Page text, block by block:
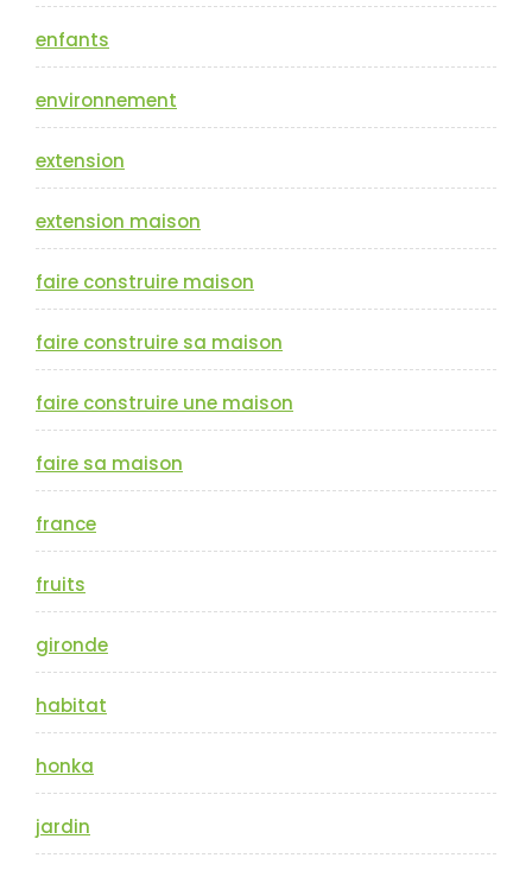
enfants
environnement
extension
extension maison
faire construire maison
faire construire sa maison
faire construire une maison
faire sa maison
france
fruits
gironde
habitat
honka
jardin